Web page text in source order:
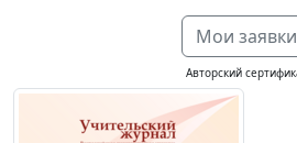
Мои заявки
Авторский